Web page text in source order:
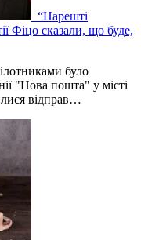
“Нарешті
Фіцо сказали, що буде,
було
"Нова пошта" у місті
відправ…